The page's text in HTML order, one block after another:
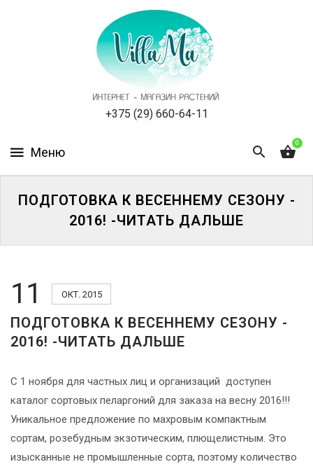
+375 (29) 660-64-11
0
НОВОСТИ,
АКЦИИ
ОТЗЫВЫ
ОДНОЛЕТНИЕ
-
2026!
ВОЙТИ
ПОДГОТОВКА К ВЕСЕННЕМУ СЕЗОНУ -
2016! -ЧИТАТЬ ДАЛЬШЕ
11 ОКТ. 2015
ПОДГОТОВКА К ВЕСЕННЕМУ СЕЗОНУ -
2016! -ЧИТАТЬ ДАЛЬШЕ
С 1 ноября для частных лиц и организаций доступен
каталог сортовых пеларгоний для заказа на весну 2016!!!
Уникальное предложение по махровым компактным
сортам, розебудным экзотическим, плющелистным. Это
изысканные не промышленные сорта, поэтому количество